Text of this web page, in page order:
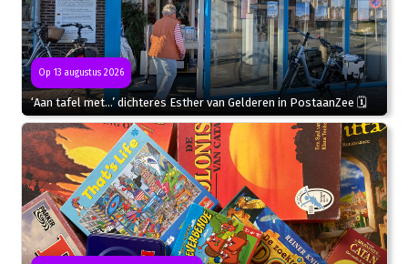
Op 13 augustus 2026
‘Aan tafel met…’ dichteres Esther van Gelderen in PostaanZee 🗓